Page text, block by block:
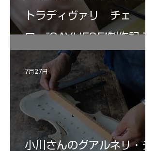
トラディヴァリ チェ
ロ ”SAVUESE"制作記１2
小川さんのグアルネリ・デ
7月27日